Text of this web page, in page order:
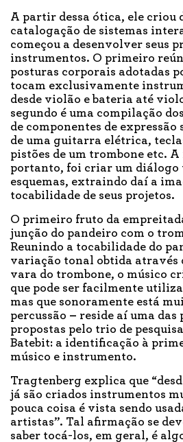
A partir dessa ótica, ele criou
catalogação de sistemas
começou a desenvolver seus
instrumentos. O primeiro
posturas corporais adotadas
tocam exclusivamente
desde violão e bateria até
segundo é uma compilação
de componentes de expressão
de uma guitarra elétrica,
pistões de um trombone etc.
portanto, foi criar um diálogo
esquemas, extraindo daí a
tocabilidade de seus projetos.
O primeiro fruto da
junção do pandeiro com o
Reunindo a tocabilidade do
variação tonal obtida através
vara do trombone, o músico
que pode ser facilmente
mas que sonoramente está
percussão – reside aí uma
propostas pelo trio de
Batebit: a identificação à
músico e instrumento.
Tragtenberg explica que
já são criados instrumentos
pouca coisa é vista sendo
artistas”. Tal afirmação se
saber tocá-los, em geral, é